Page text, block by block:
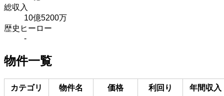
総収入
10億5200万
歴史ヒーロー
-
物件一覧
カテゴリ 物件名 価格 利回り 年間収入